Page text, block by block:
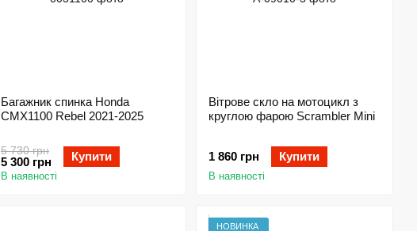
Багажник спинка Honda
CMX1100 Rebel 2021-2025
5 730 грн
5 300 грн Купити
В наявності
Вітрове скло на мотоцикл з
круглою фарою Scrambler Mini
1 860 грн Купити
В наявності
НОВИНКА